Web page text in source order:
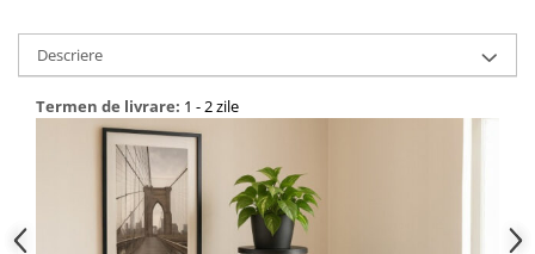
Descriere
Termen de livrare: 1 - 2 zile